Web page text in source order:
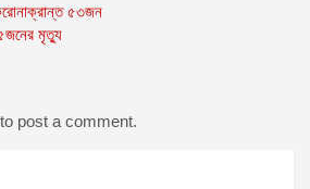
i
t
r
৫৩জন
মৃত্যু
to post a comment.